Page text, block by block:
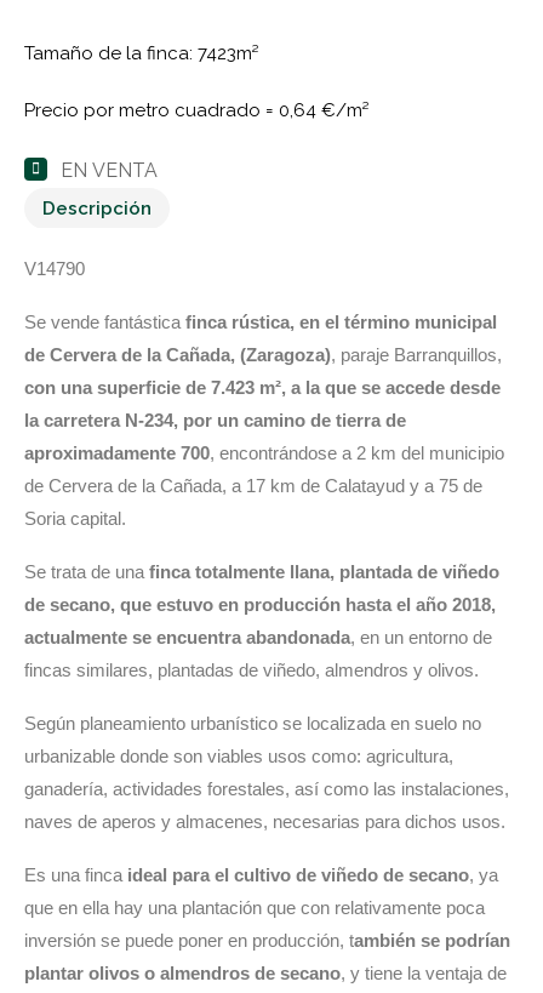
Tamaño de la finca: 7423m²
Precio por metro cuadrado = 0,64 €/m²
EN VENTA
Descripción
V14790
Se vende fantástica finca rústica, en el término municipal
de Cervera de la Cañada, (Zaragoza), paraje Barranquillos,
con una superficie de 7.423 m², a la que se accede desde
la carretera N-234, por un camino de tierra de
aproximadamente 700, encontrándose a 2 km del municipio
de Cervera de la Cañada, a 17 km de Calatayud y a 75 de
Soria capital.
Se trata de una finca totalmente llana, plantada de viñedo
de secano, que estuvo en producción hasta el año 2018,
actualmente se encuentra abandonada, en un entorno de
fincas similares, plantadas de viñedo, almendros y olivos.
Según planeamiento urbanístico se localizada en suelo no
urbanizable donde son viables usos como: agricultura,
ganadería, actividades forestales, así como las instalaciones,
naves de aperos y almacenes, necesarias para dichos usos.
Es una finca ideal para el cultivo de viñedo de secano, ya
que en ella hay una plantación que con relativamente poca
inversión se puede poner en producción, también se podrían
plantar olivos o almendros de secano, y tiene la ventaja de